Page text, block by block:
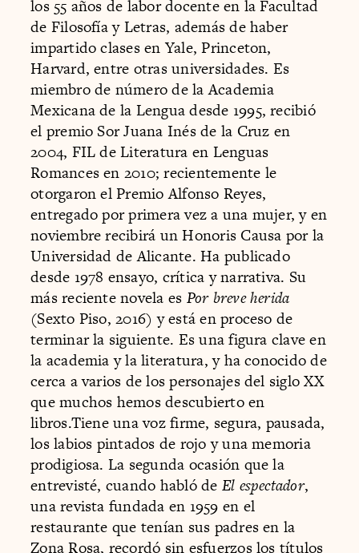
los 55 años de labor docente en la Facultad
de Filosofía y Letras, además de haber
impartido clases en Yale, Princeton,
Harvard, entre otras universidades. Es
miembro de número de la Academia
Mexicana de la Lengua desde 1995, recibió
el premio Sor Juana Inés de la Cruz en
2004, FIL de Literatura en Lenguas
Romances en 2010; recientemente le
otorgaron el Premio Alfonso Reyes,
entregado por primera vez a una mujer, y en
noviembre recibirá un Honoris Causa por la
Universidad de Alicante. Ha publicado
desde 1978 ensayo, crítica y narrativa. Su
más reciente novela es Por breve herida
(Sexto Piso, 2016) y está en proceso de
terminar la siguiente. Es una figura clave en
la academia y la literatura, y ha conocido de
cerca a varios de los personajes del siglo XX
que muchos hemos descubierto en
libros.Tiene una voz firme, segura, pausada,
los labios pintados de rojo y una memoria
prodigiosa. La segunda ocasión que la
entrevisté, cuando habló de El espectador,
una revista fundada en 1959 en el
restaurante que tenían sus padres en la
Zona Rosa, recordó sin esfuerzos los títulos